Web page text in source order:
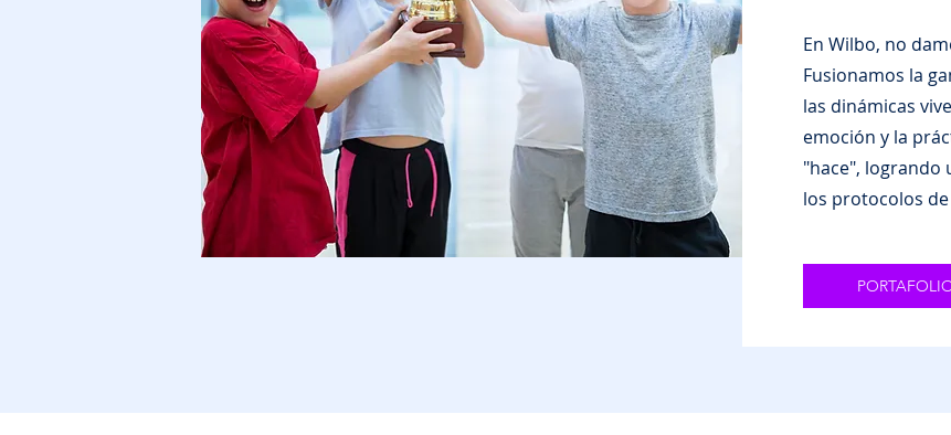
En Wilbo, no
Fusionamos la
las dinámicas
emoción y la
"hace", logrando
los protocolos